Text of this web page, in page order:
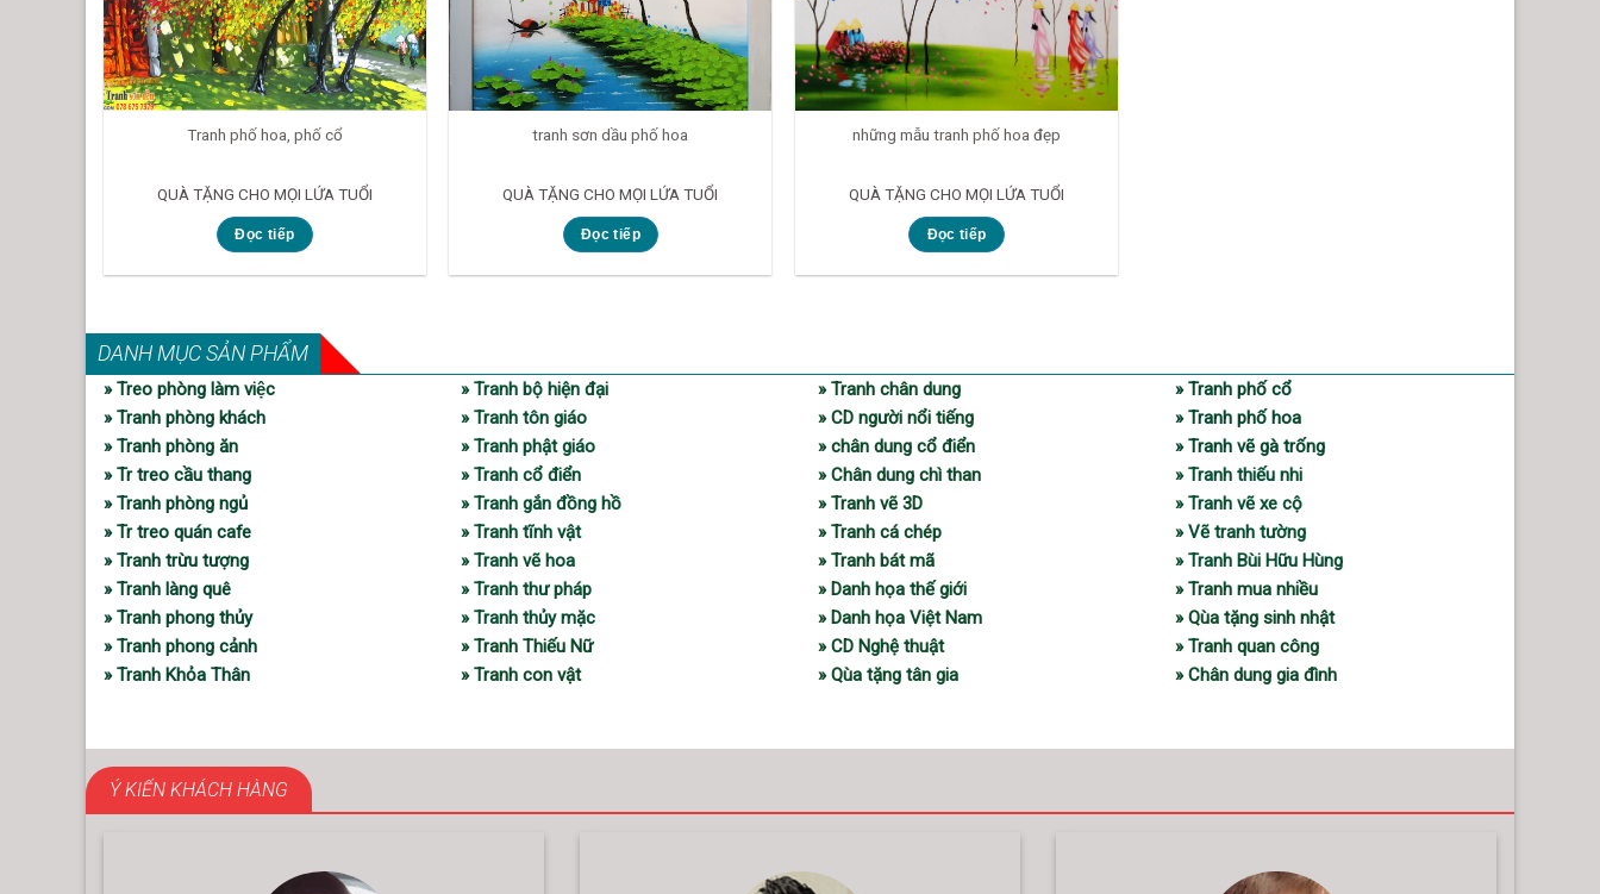
Tranh phố hoa, phố cổ
QUÀ TẶNG CHO MỌI LỨA TUỔI
Đọc tiếp
tranh sơn dầu phố hoa
QUÀ TẶNG CHO MỌI LỨA TUỔI
Đọc tiếp
những mẫu tranh phố hoa đẹp
QUÀ TẶNG CHO MỌI LỨA TUỔI
Đọc tiếp
DANH MỤC SẢN PHẨM
» Treo phòng làm việc
» Tranh phòng khách
» Tranh phòng ăn
» Tr treo cầu thang
» Tranh phòng ngủ
» Tr treo quán cafe
» Tranh trừu tượng
» Tranh làng quê
» Tranh phong thủy
» Tranh phong cảnh
» Tranh Khỏa Thân
» Tranh bộ hiện đại
» Tranh tôn giáo
» Tranh phật giáo
» Tranh cổ điển
» Tranh gắn đồng hồ
» Tranh tĩnh vật
» Tranh vẽ hoa
» Tranh thư pháp
» Tranh thủy mặc
» Tranh Thiếu Nữ
» Tranh con vật
» Tranh chân dung
» CD người nổi tiếng
» chân dung cổ điển
» Chân dung chì than
» Tranh vẽ 3D
» Tranh cá chép
» Tranh bát mã
» Danh họa thế giới
» Danh họa Việt Nam
» CD Nghệ thuật
» Qùa tặng tân gia
» Tranh phố cổ
» Tranh phố hoa
» Tranh vẽ gà trống
» Tranh thiếu nhi
» Tranh vẽ xe cộ
» Vẽ tranh tường
» Tranh Bùi Hữu Hùng
» Tranh mua nhiều
» Qùa tặng sinh nhật
» Tranh quan công
» Chân dung gia đình
Ý KIẾN KHÁCH HÀNG